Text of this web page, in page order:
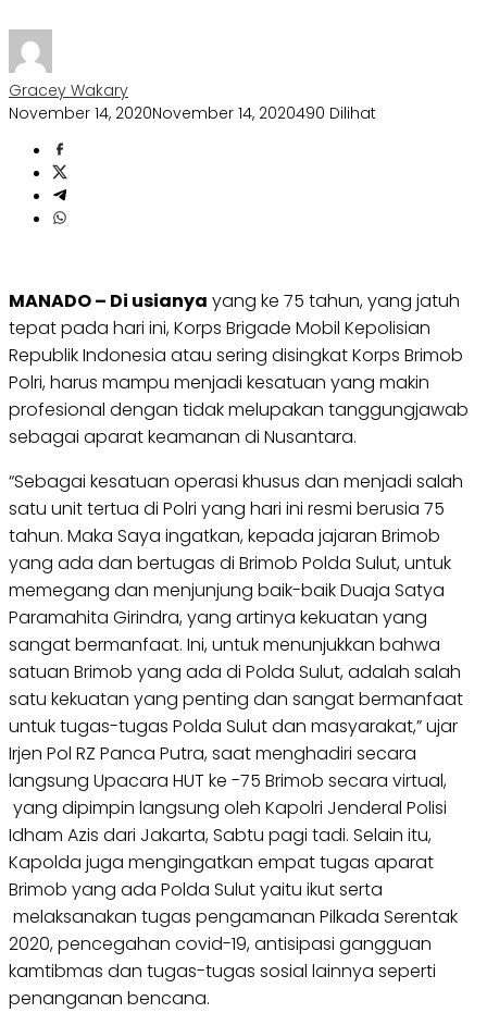
Gracey Wakary
November 14, 2020November 14, 2020490 Dilihat
MANADO – Di usianya yang ke 75 tahun, yang jatuh
tepat pada hari ini, Korps Brigade Mobil Kepolisian
Republik Indonesia atau sering disingkat Korps Brimob
Polri, harus mampu menjadi kesatuan yang makin
profesional dengan tidak melupakan tanggungjawab
sebagai aparat keamanan di Nusantara.
“Sebagai kesatuan operasi khusus dan menjadi salah
satu unit tertua di Polri yang hari ini resmi berusia 75
tahun. Maka Saya ingatkan, kepada jajaran Brimob
yang ada dan bertugas di Brimob Polda Sulut, untuk
memegang dan menjunjung baik-baik Duaja Satya
Paramahita Girindra, yang artinya kekuatan yang
sangat bermanfaat. Ini, untuk menunjukkan bahwa
satuan Brimob yang ada di Polda Sulut, adalah salah
satu kekuatan yang penting dan sangat bermanfaat
untuk tugas-tugas Polda Sulut dan masyarakat,” ujar
Irjen Pol RZ Panca Putra, saat menghadiri secara
langsung Upacara HUT ke -75 Brimob secara virtual,
yang dipimpin langsung oleh Kapolri Jenderal Polisi
Idham Azis dari Jakarta, Sabtu pagi tadi. Selain itu,
Kapolda juga mengingatkan empat tugas aparat
Brimob yang ada Polda Sulut yaitu ikut serta
melaksanakan tugas pengamanan Pilkada Serentak
2020, pencegahan covid-19, antisipasi gangguan
kamtibmas dan tugas-tugas sosial lainnya seperti
penanganan bencana.